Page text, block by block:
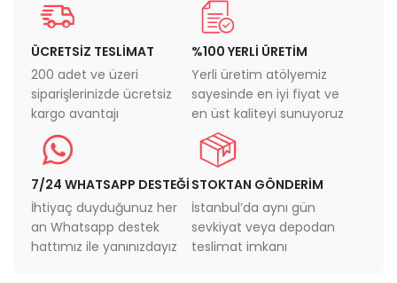
ÜCRETSİZ TESLİMAT
200 adet ve üzeri
siparişlerinizde ücretsiz
kargo avantajı
%100 YERLİ ÜRETİM
Yerli üretim atölyemiz
sayesinde en iyi fiyat ve
en üst kaliteyi sunuyoruz
7/24 WHATSAPP DESTEĞİ
İhtiyaç duyduğunuz her
an Whatsapp destek
hattımız ile yanınızdayız
STOKTAN GÖNDERİM
İstanbul’da aynı gün
sevkiyat veya depodan
teslimat imkanı